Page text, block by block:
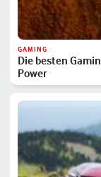
GAMING
Die besten
Power